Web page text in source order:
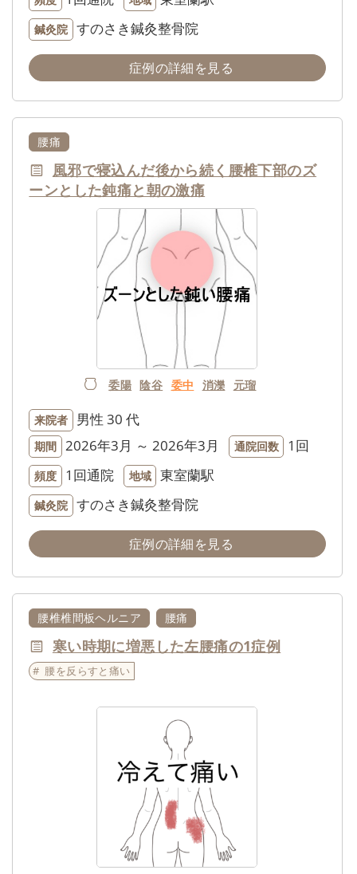
鍼灸院 すのさき鍼灸整骨院
症例の詳細を見る
腰痛
風邪で寝込んだ後から続く腰椎下部のズ
ーンとした鈍痛と朝の激痛
委陽 陰谷 委中 消濼 元瑠
来院者 男性 30 代
期間 2026年3月 ～ 2026年3月 通院回数 1回
頻度 1回通院 地域 東室蘭駅
鍼灸院 すのさき鍼灸整骨院
症例の詳細を見る
腰椎椎間板ヘルニア 腰痛
寒い時期に増悪した左腰痛の1症例
腰を反らすと痛い